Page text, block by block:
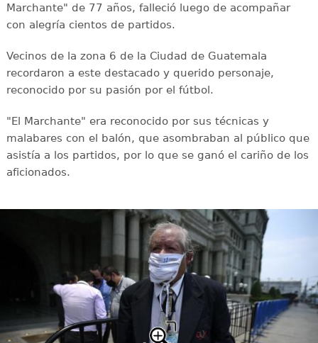
Marchante" de 77 años, falleció luego de acompañar
con alegría cientos de partidos.
Vecinos de la zona 6 de la Ciudad de Guatemala
recordaron a este destacado y querido personaje,
reconocido por su pasión por el fútbol.
"El Marchante" era reconocido por sus técnicas y
malabares con el balón, que asombraban al público que
asistía a los partidos, por lo que se ganó el cariño de los
aficionados.